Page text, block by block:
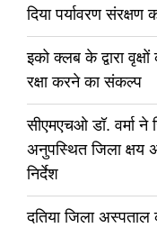
दिया पर्यावरण संरक्षण
इको क्लब के द्वारा
रक्षा करने का संकल्प
सीएमएचओ डॉ. वर्मा ने
अनुपस्थित जिला क्षय
निर्देश
दतिया जिला